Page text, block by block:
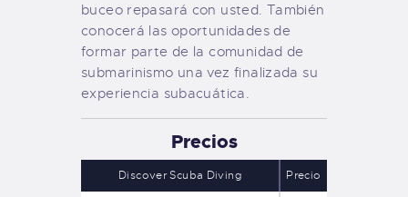
buceo repasará con usted. También
conocerá las oportunidades de
formar parte de la comunidad de
submarinismo una vez finalizada su
experiencia subacuática.
Precios
Discover Scuba Diving Precio